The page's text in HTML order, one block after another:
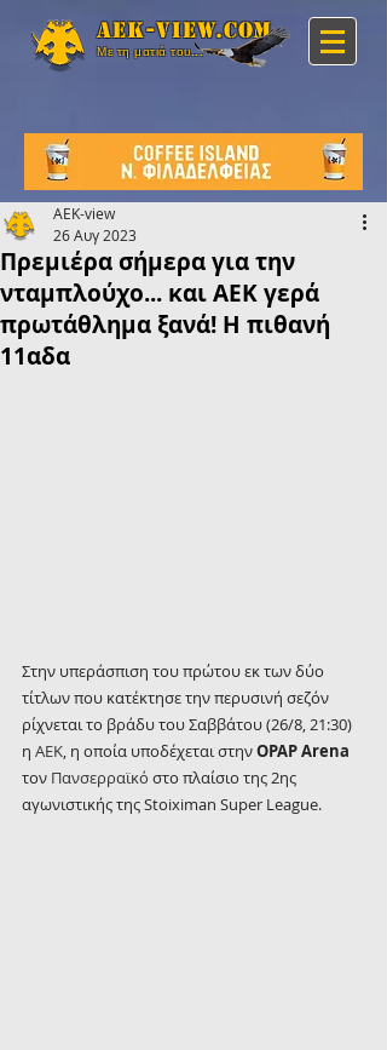
Aek-view.com
Με τη ματιά του...
Πρεμιέρα σήμερα για την
νταμπλούχο... και ΑΕΚ γερά
πρωτάθλημα ξανά! Η πιθανή
11αδα
AEK-view
26 Αυγ 2023
Στην υπεράσπιση του πρώτου εκ των δύο
τίτλων που κατέκτησε την περυσινή σεζόν
ρίχνεται το βράδυ του Σαββάτου (26/8, 21:30)
η ΑΕΚ, η οποία υποδέχεται στην OPAP Arena
τον Πανσερραϊκό στο πλαίσιο της 2ης
αγωνιστικής της Stoiximan Super League.